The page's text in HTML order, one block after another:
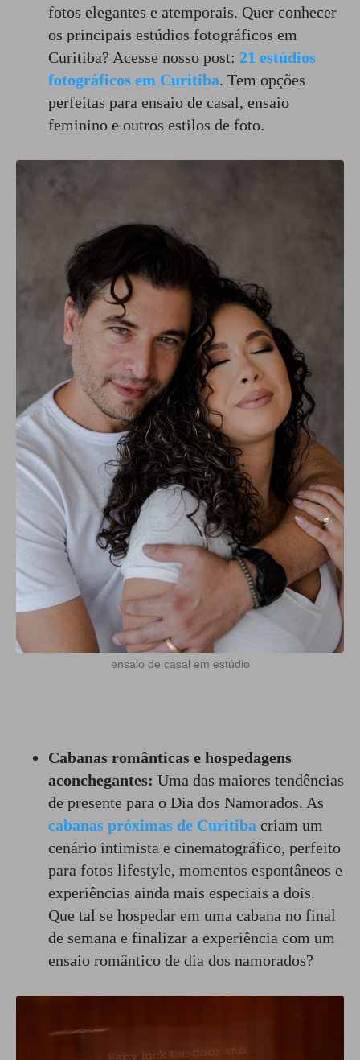
fotos elegantes e atemporais. Quer conhecer
os principais estúdios fotográficos em
Curitiba? Acesse nosso post: 21 estúdios
fotográficos em Curitiba. Tem opções
perfeitas para ensaio de casal, ensaio
feminino e outros estilos de foto.
ensaio de casal em estúdio
Cabanas românticas e hospedagens
aconchegantes: Uma das maiores tendências
de presente para o Dia dos Namorados. As
cabanas próximas de Curitiba criam um
cenário intimista e cinematográfico, perfeito
para fotos lifestyle, momentos espontâneos e
experiências ainda mais especiais a dois.
Que tal se hospedar em uma cabana no final
de semana e finalizar a experiência com um
ensaio romântico de dia dos namorados?